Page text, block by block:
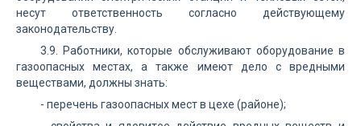
несут ответственность согласно действующему
законодательству.
3.9. Работники, которые обслуживают оборудование в
газоопасных местах, а также имеют дело с вредными
веществами, должны знать:
- перечень газоопасных мест в цехе (районе);